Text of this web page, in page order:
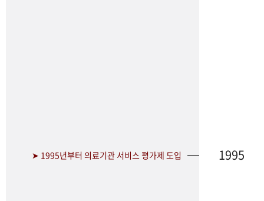
➤ 1995년부터 의료기관 서비스 평가제 도입 1995